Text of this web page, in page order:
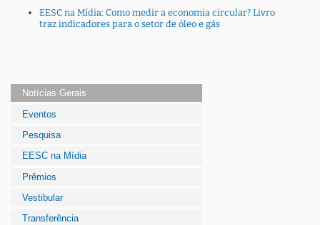
EESC na Mídia: Como medir a economia circular? Livro
traz indicadores para o setor de óleo e gás
Notícias Gerais
Eventos
Pesquisa
EESC na Mídia
Prêmios
Vestibular
Transferência